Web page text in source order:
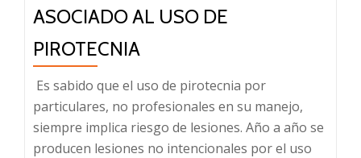
ASOCIADO AL USO DE
PIROTECNIA
Es sabido que el uso de pirotecnia por
particulares, no profesionales en su manejo,
siempre implica riesgo de lesiones. Año a año se
producen lesiones no intencionales por el uso